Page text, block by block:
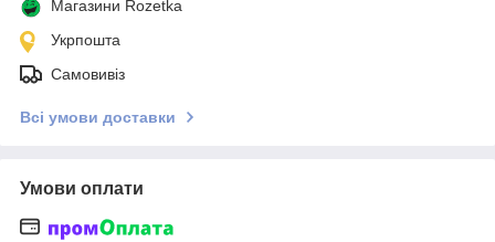
Магазини Rozetka
Укрпошта
Самовивіз
Всі умови доставки
Умови оплати